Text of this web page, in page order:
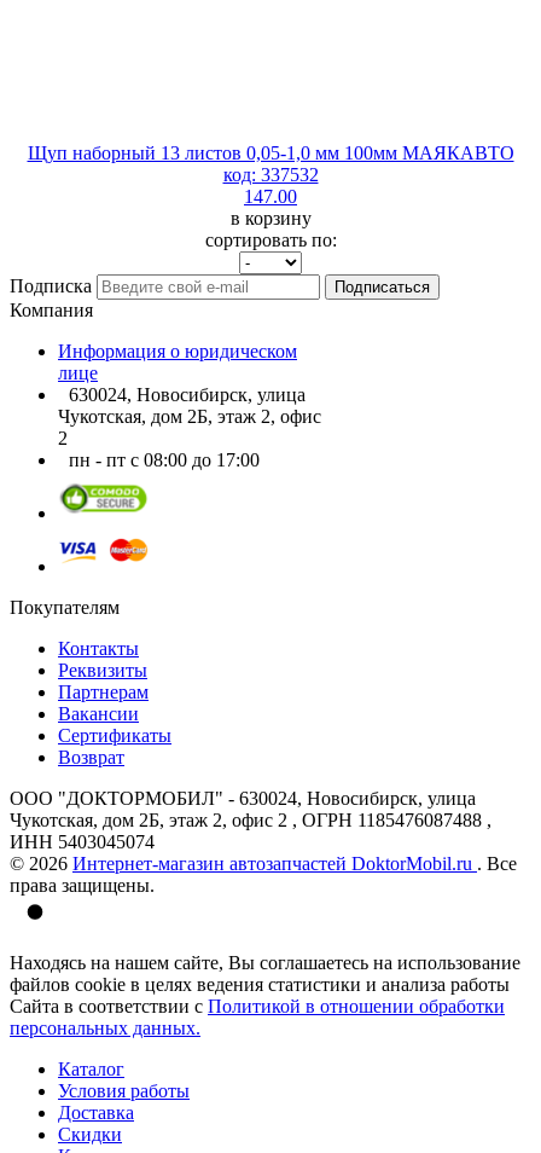
Щуп наборный 13 листов 0,05-1,0 мм 100мм МАЯКАВТО
код: 337532
147.00
в корзину
сортировать по:
Подписка Подписаться
Компания
Информация о юридическом
лице
630024, Новосибирск, улица
Чукотская, дом 2Б, этаж 2, офис
2
пн - пт с 08:00 до 17:00
Покупателям
Контакты
Реквизиты
Партнерам
Вакансии
Сертификаты
Возврат
ООО "ДОКТОРМОБИЛ" - 630024, Новосибирск, улица
Чукотская, дом 2Б, этаж 2, офис 2 , ОГРН 1185476087488 ,
ИНН 5403045074
© 2026 Интернет-магазин автозапчастей DoktorMobil.ru . Все
права защищены.
Находясь на нашем сайте, Вы соглашаетесь на использование
файлов cookie в целях ведения статистики и анализа работы
Сайта в соответствии с Политикой в отношении обработки
персональных данных.
Каталог
Условия работы
Доставка
Скидки